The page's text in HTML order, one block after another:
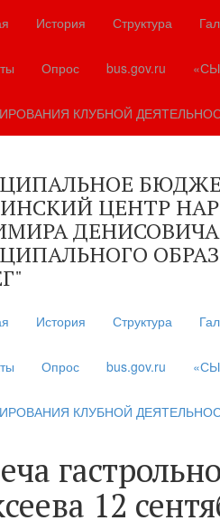
История Структура
Опрос bus.gov.ru
КЛУБНОЙ
ЦЕНТР
История Структура
Опрос bus.gov.ru
КЛУБНОЙ
12